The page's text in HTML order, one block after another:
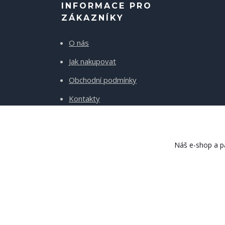
INFORMACE PRO
ZÁKAZNÍKY
O nás
Jak nakupovat
Obchodní podmínky
Kontakty
Náš e-shop a